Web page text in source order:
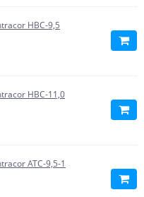
HBC-9,5
HBC-11,0
ATC-9,5-1